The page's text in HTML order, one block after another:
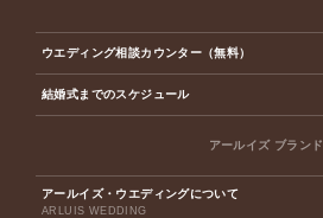
ウエディング相談カウンター（無料）
結婚式までのスケジュール
アールイズ ブランド
アールイズ・ウエディングについて
ARLUIS WEDDING